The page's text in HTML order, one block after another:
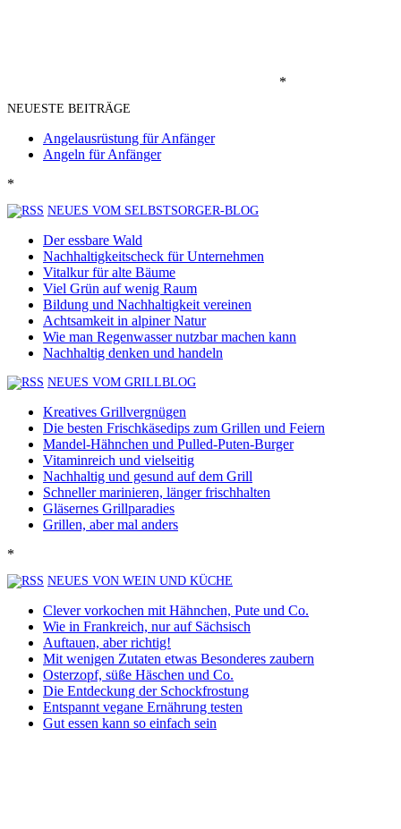
*
NEUESTE BEITRÄGE
Angelausrüstung für Anfänger
Angeln für Anfänger
*
NEUES VOM SELBSTSORGER-BLOG
Der essbare Wald
Nachhaltigkeitscheck für Unternehmen
Vitalkur für alte Bäume
Viel Grün auf wenig Raum
Bildung und Nachhaltigkeit vereinen
Achtsamkeit in alpiner Natur
Wie man Regenwasser nutzbar machen kann
Nachhaltig denken und handeln
NEUES VOM GRILLBLOG
Kreatives Grillvergnügen
Die besten Frischkäsedips zum Grillen und Feiern
Mandel-Hähnchen und Pulled-Puten-Burger
Vitaminreich und vielseitig
Nachhaltig und gesund auf dem Grill
Schneller marinieren, länger frischhalten
Gläsernes Grillparadies
Grillen, aber mal anders
*
NEUES VON WEIN UND KÜCHE
Clever vorkochen mit Hähnchen, Pute und Co.
Wie in Frankreich, nur auf Sächsisch
Auftauen, aber richtig!
Mit wenigen Zutaten etwas Besonderes zaubern
Osterzopf, süße Häschen und Co.
Die Entdeckung der Schockfrostung
Entspannt vegane Ernährung testen
Gut essen kann so einfach sein